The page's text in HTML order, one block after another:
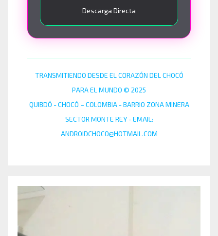
Descarga Directa
TRANSMITIENDO DESDE EL CORAZÓN DEL CHOCÓ
PARA EL MUNDO © 2025
QUIBDÓ - CHOCÓ – COLOMBIA - BARRIO ZONA MINERA
SECTOR MONTE REY - EMAIL:
ANDROIDCHOCO@HOTMAIL.COM